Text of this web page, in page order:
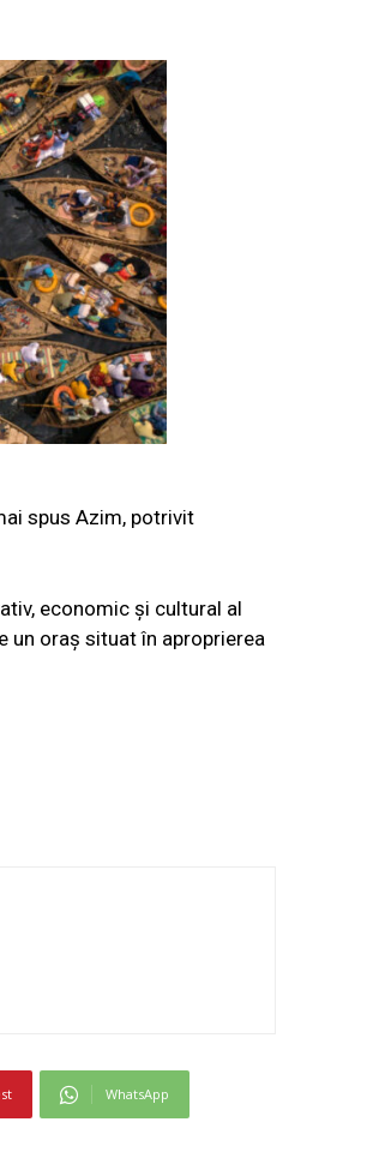
spus Azim, potrivit
economic și cultural al
un oraș situat în aproprierea
WhatsApp